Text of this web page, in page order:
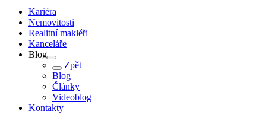
Kariéra
Nemovitosti
Realitní makléři
Kanceláře
Blog
Zpět
Blog
Články
Videoblog
Kontakty